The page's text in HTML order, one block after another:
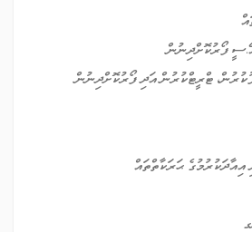
ފޯރުކޮށްދިނުން
ޓްރީޓްކުރުން އަދި ފޯރުކޮށްދިނުން
އިއާދަކުރުމުގެ ޙަރަކާތްތައް